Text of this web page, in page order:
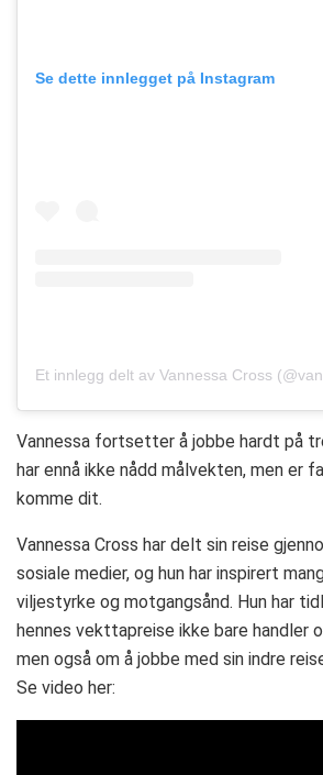
Se dette innlegget på Instagram
Vannessa fortsetter å jobbe hardt på
har ennå ikke nådd målvekten, men er
komme dit.
Vannessa Cross har delt sin reise
sosiale medier, og hun har inspirert
viljestyrke og motgangsånd. Hun har
hennes vekttapreise ikke bare handler
men også om å jobbe med sin indre
Se video her: